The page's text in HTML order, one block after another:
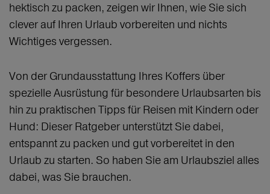
hektisch zu packen, zeigen wir Ihnen, wie Sie sich
clever auf Ihren Urlaub vorbereiten und nichts
Wichtiges vergessen.
Von der Grundausstattung Ihres Koffers über
spezielle Ausrüstung für besondere Urlaubsarten bis
hin zu praktischen Tipps für Reisen mit Kindern oder
Hund: Dieser Ratgeber unterstützt Sie dabei,
entspannt zu packen und gut vorbereitet in den
Urlaub zu starten. So haben Sie am Urlaubsziel alles
dabei, was Sie brauchen.